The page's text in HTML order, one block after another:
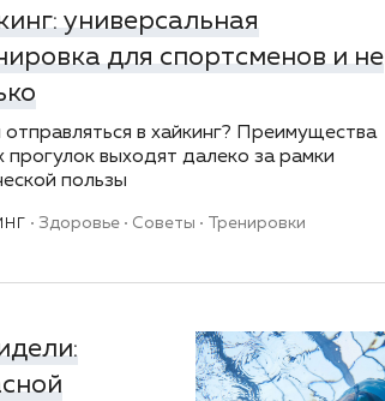
универсальная
для спортсменов и не
отправляться в хайкинг? Преимущества
прогулок выходят далеко за рамки
пользы
Здоровье Советы Тренировки